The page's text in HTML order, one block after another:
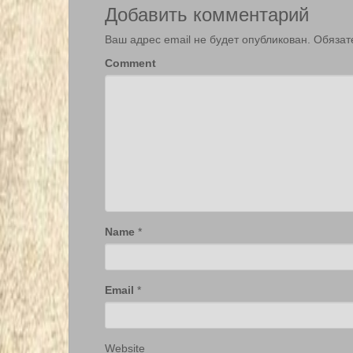
Добавить комментарий
Ваш адрес email не будет опубликован.
Comment
Name *
Email *
Website